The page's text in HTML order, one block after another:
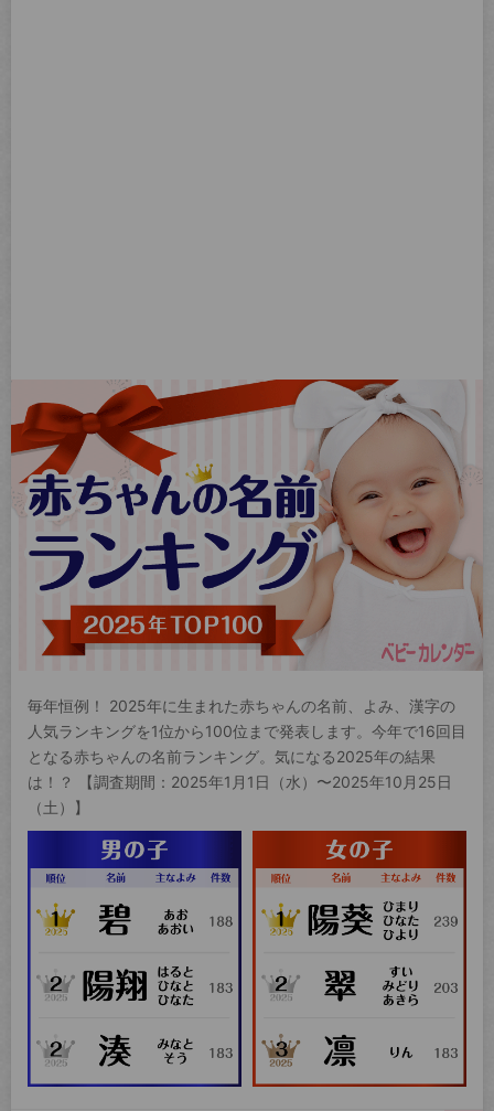
毎年恒例！ 2025年に生まれた赤ちゃんの名前、よみ、漢字の
人気ランキングを1位から100位まで発表します。今年で16回目
となる赤ちゃんの名前ランキング。気になる2025年の結果
は！？ 【調査期間：2025年1月1日（水）〜2025年10月25日
（土）】